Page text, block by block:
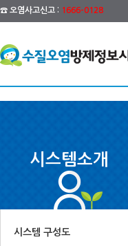
☎ 오염사고신고 : 1666-0128
시스템소개
시스템 구성도